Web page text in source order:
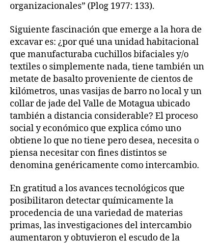
organizacionales” (Plog 1977: 133).
Siguiente fascinación que emerge a la hora de
excavar es: ¿por qué una unidad habitacional
que manufacturaba cuchillos bifaciales y/o
textiles o simplemente nada, tiene también un
metate de basalto proveniente de cientos de
kilómetros, unas vasijas de barro no local y un
collar de jade del Valle de Motagua ubicado
también a distancia considerable? El proceso
social y económico que explica cómo uno
obtiene lo que no tiene pero desea, necesita o
piensa necesitar con fines distintos se
denomina genéricamente como intercambio.
En gratitud a los avances tecnológicos que
posibilitaron detectar químicamente la
procedencia de una variedad de materias
primas, las investigaciones del intercambio
aumentaron y obtuvieron el escudo de la